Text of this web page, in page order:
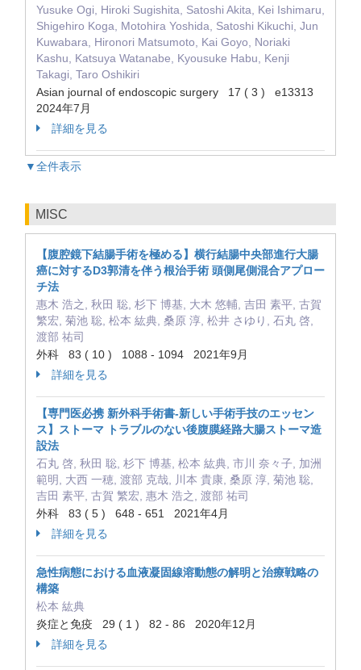
Yusuke Ogi, Hiroki Sugishita, Satoshi Akita, Kei Ishimaru,
Shigehiro Koga, Motohira Yoshida, Satoshi Kikuchi, Jun
Kuwabara, Hironori Matsumoto, Kai Goyo, Noriaki
Kashu, Katsuya Watanabe, Kyousuke Habu, Kenji
Takagi, Taro Oshikiri
Asian journal of endoscopic surgery 17 ( 3 ) e13313
2024年7月
詳細を見る
▼全件表示
MISC
【腹腔鏡下結腸手術を極める】横行結腸中央部進行大腸
癌に対するD3郭清を伴う根治手術 頭側尾側混合アプロー
チ法
惠木 浩之, 秋田 聡, 杉下 博基, 大木 悠輔, 吉田 素平, 古賀
繁宏, 菊池 聡, 松本 紘典, 桑原 淳, 松井 さゆり, 石丸 啓,
渡部 祐司
外科 83 ( 10 ) 1088 - 1094 2021年9月
詳細を見る
【専門医必携 新外科手術書-新しい手術手技のエッセン
ス】ストーマ トラブルのない後腹膜経路大腸ストーマ造
設法
石丸 啓, 秋田 聡, 杉下 博基, 松本 紘典, 市川 奈々子, 加洲
範明, 大西 一穂, 渡部 克哉, 川本 貴康, 桑原 淳, 菊池 聡,
吉田 素平, 古賀 繁宏, 惠木 浩之, 渡部 祐司
外科 83 ( 5 ) 648 - 651 2021年4月
詳細を見る
急性病態における血液凝固線溶動態の解明と治療戦略の
構築
松本 紘典
炎症と免疫 29 ( 1 ) 82 - 86 2020年12月
詳細を見る